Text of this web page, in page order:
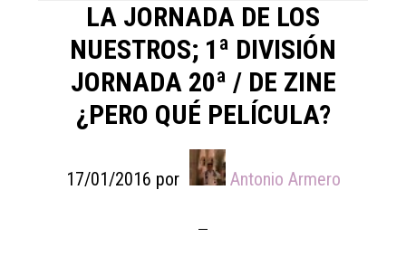
LA JORNADA DE LOS
NUESTROS; 1ª DIVISIÓN
JORNADA 20ª / DE ZINE
¿PERO QUÉ PELÍCULA?
17/01/2016 por Antonio Armero